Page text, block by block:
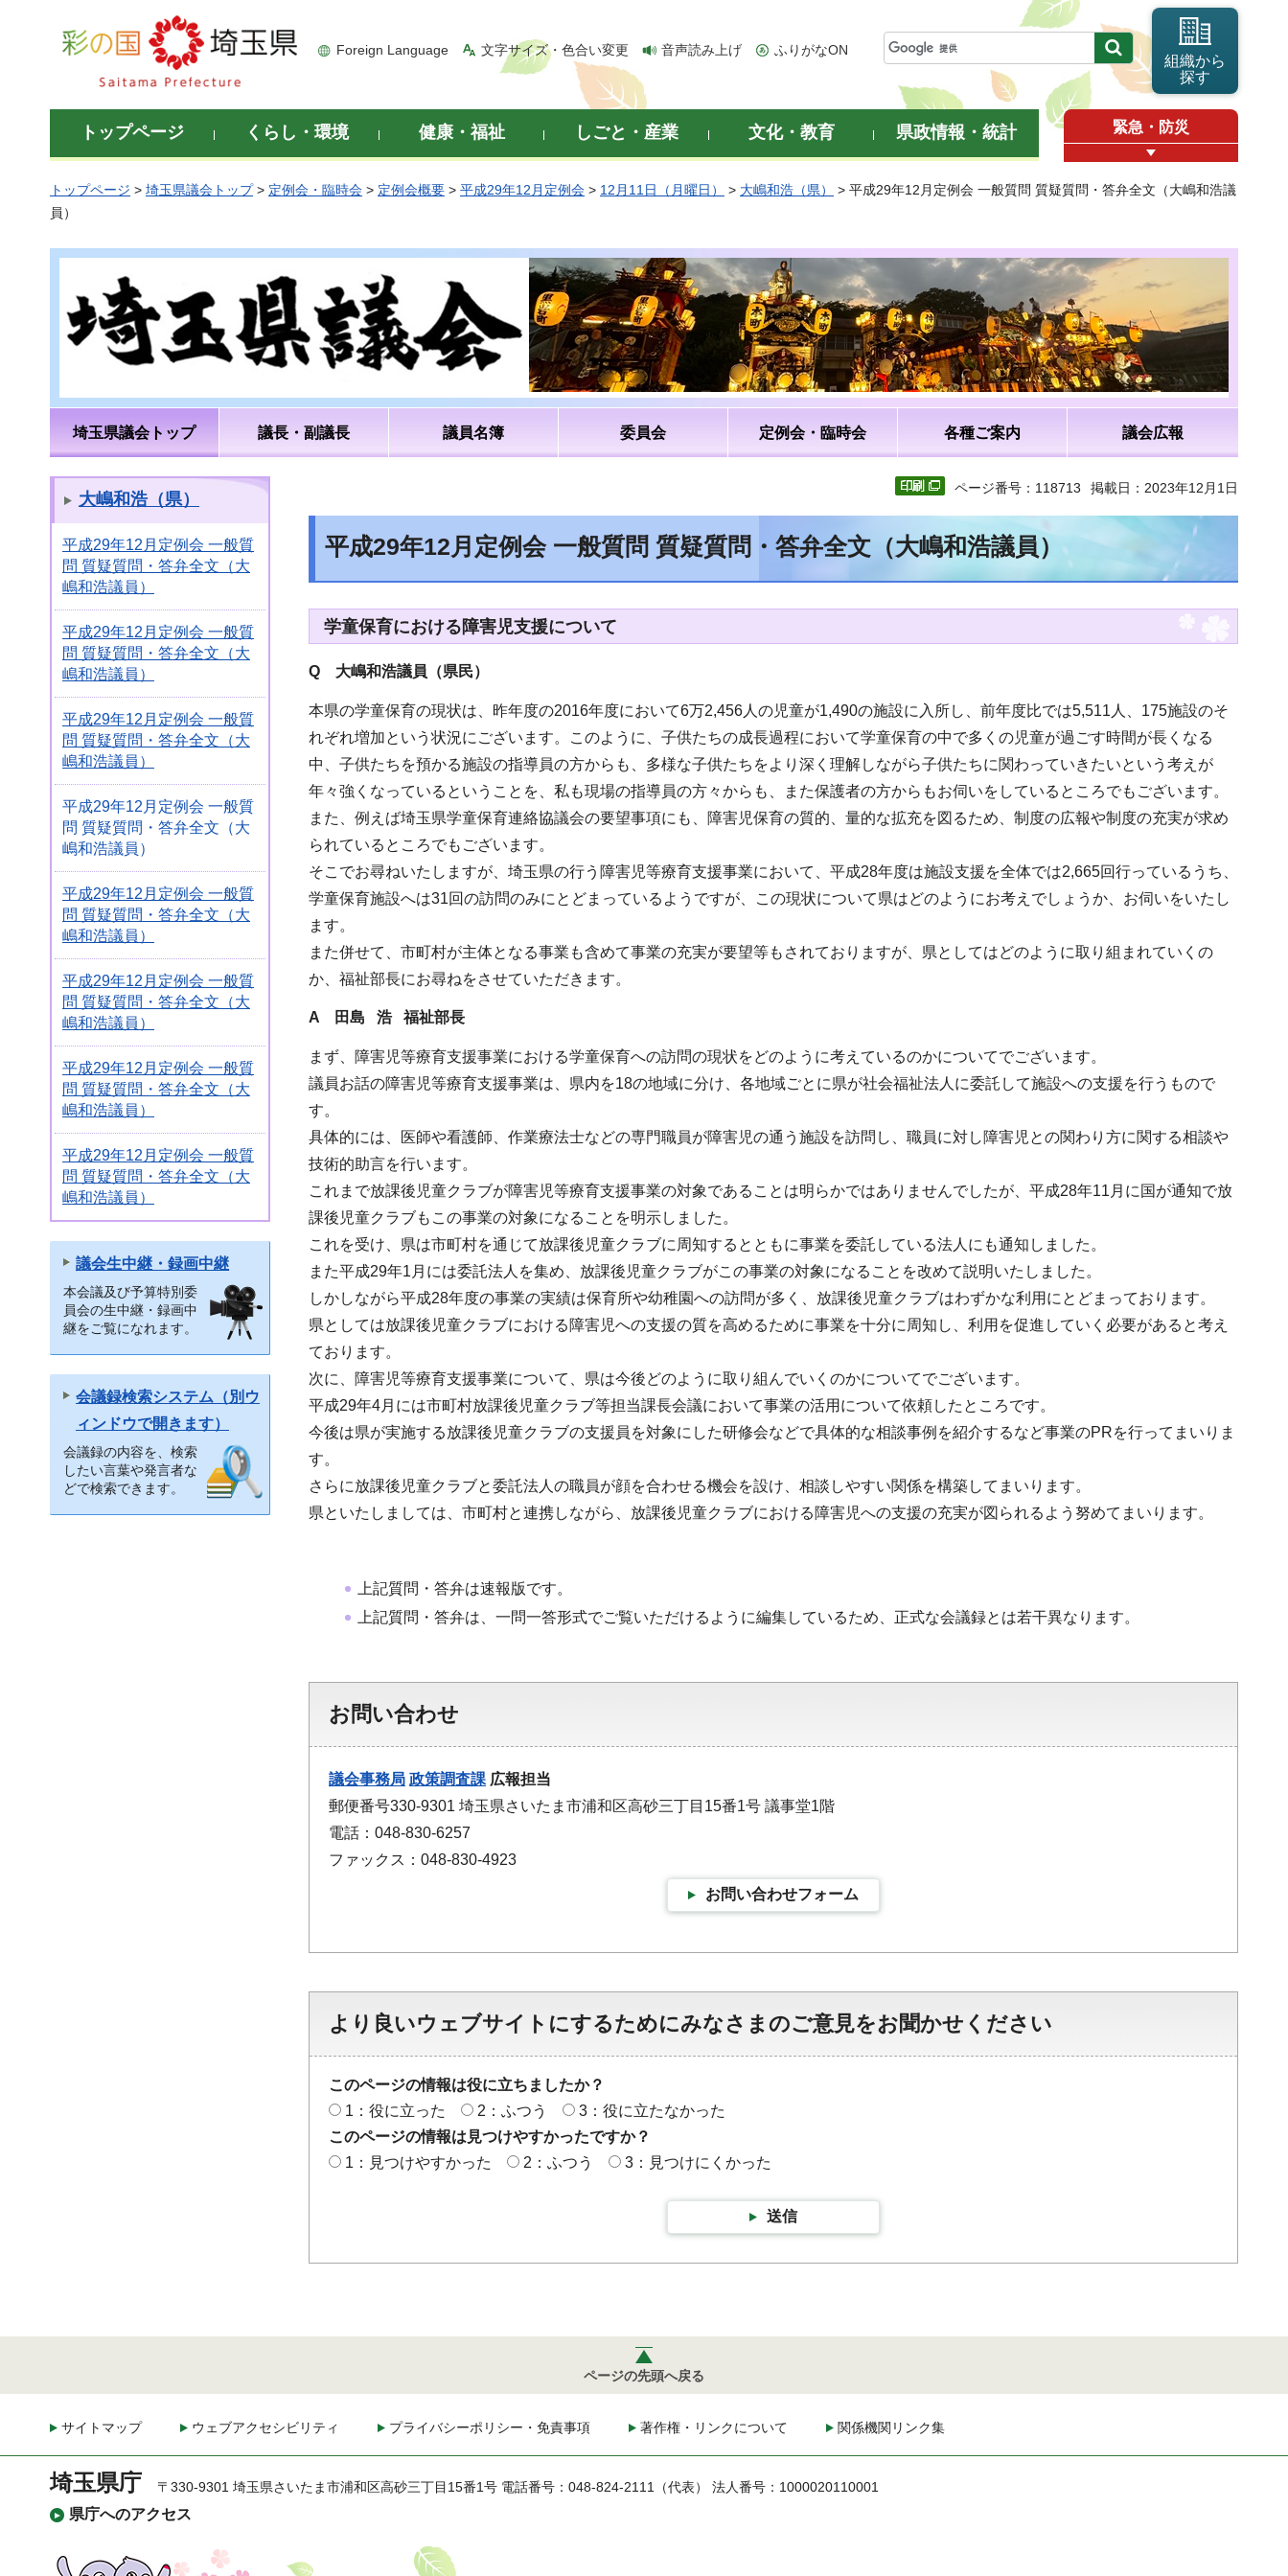
彩の国 埼玉県
Foreign Language 文字サイズ・色合い変更 音声読み上げ ふりがなON
組織から
探す
トップページ くらし・環境 健康・福祉 しごと・産業 文化・教育 県政情報・統計 緊急・防災
トップページ > 埼玉県議会トップ> 定例会・臨時会 > 定例会概要 > 平成29年12月定例会 > 12月11日（月曜日） > 大嶋和浩（県）
> 平成29年12月定例会 一般質問 質疑質問・答弁全文（大嶋和浩議
員）
埼玉県議会トップ 議長・副議長 議員名簿 委員会 定例会・臨時会 各種ご案内 議会広報
大嶋和浩（県）
平成29年12月定例会 一般質
問 質疑質問・答弁全文（大
嶋和浩議員）
平成29年12月定例会 一般質
問 質疑質問・答弁全文（大
嶋和浩議員）
平成29年12月定例会 一般質
問 質疑質問・答弁全文（大
嶋和浩議員）
平成29年12月定例会 一般質
問 質疑質問・答弁全文（大
嶋和浩議員）
平成29年12月定例会 一般質
問 質疑質問・答弁全文（大
嶋和浩議員）
平成29年12月定例会 一般質
問 質疑質問・答弁全文（大
嶋和浩議員）
平成29年12月定例会 一般質
問 質疑質問・答弁全文（大
嶋和浩議員）
平成29年12月定例会 一般質
問 質疑質問・答弁全文（大
嶋和浩議員）
議会生中継・録画中継
本会議及び予算特別委
員会の生中継・録画中
継をご覧になれます。
会議録検索システム（別ウ
ィンドウで開きます）
会議録の内容を、検索
したい言葉や発言者な
どで検索できます。
ページ番号：118713 掲載日：2023年12月1日
平成29年12月定例会 一般質問 質疑質問・答弁全文（大嶋和浩議員）
学童保育における障害児支援について
Q 大嶋和浩議員（県民）
本県の学童保育の現状は、昨年度の2016年度において6万2,456人の児童が1,490の施設に入所し、前年度比では5,511人、175施設のそ
れぞれ増加という状況にございます。このように、子供たちの成長過程において学童保育の中で多くの児童が過ごす時間が長くなる
中、子供たちを預かる施設の指導員の方からも、多様な子供たちをより深く理解しながら子供たちに関わっていきたいという考えが
年々強くなっているということを、私も現場の指導員の方々からも、また保護者の方からもお伺いをしているところでもございます。
また、例えば埼玉県学童保育連絡協議会の要望事項にも、障害児保育の質的、量的な拡充を図るため、制度の広報や制度の充実が求め
られているところでもございます。
そこでお尋ねいたしますが、埼玉県の行う障害児等療育支援事業において、平成28年度は施設支援を全体では2,665回行っているうち、
学童保育施設へは31回の訪問のみにとどまっているようですが、この現状について県はどのようにお考えでしょうか、お伺いをいたし
ます。
また併せて、市町村が主体となる事業も含めて事業の充実が要望等もされておりますが、県としてはどのように取り組まれていくの
か、福祉部長にお尋ねをさせていただきます。
A 田島 浩 福祉部長
まず、障害児等療育支援事業における学童保育への訪問の現状をどのように考えているのかについてでございます。
議員お話の障害児等療育支援事業は、県内を18の地域に分け、各地域ごとに県が社会福祉法人に委託して施設への支援を行うもので
す。
具体的には、医師や看護師、作業療法士などの専門職員が障害児の通う施設を訪問し、職員に対し障害児との関わり方に関する相談や
技術的助言を行います。
これまで放課後児童クラブが障害児等療育支援事業の対象であることは明らかではありませんでしたが、平成28年11月に国が通知で放
課後児童クラブもこの事業の対象になることを明示しました。
これを受け、県は市町村を通じて放課後児童クラブに周知するとともに事業を委託している法人にも通知しました。
また平成29年1月には委託法人を集め、放課後児童クラブがこの事業の対象になることを改めて説明いたしました。
しかしながら平成28年度の事業の実績は保育所や幼稚園への訪問が多く、放課後児童クラブはわずかな利用にとどまっております。
県としては放課後児童クラブにおける障害児への支援の質を高めるために事業を十分に周知し、利用を促進していく必要があると考え
ております。
次に、障害児等療育支援事業について、県は今後どのように取り組んでいくのかについてでございます。
平成29年4月には市町村放課後児童クラブ等担当課長会議において事業の活用について依頼したところです。
今後は県が実施する放課後児童クラブの支援員を対象にした研修会などで具体的な相談事例を紹介するなど事業のPRを行ってまいりま
す。
さらに放課後児童クラブと委託法人の職員が顔を合わせる機会を設け、相談しやすい関係を構築してまいります。
県といたしましては、市町村と連携しながら、放課後児童クラブにおける障害児への支援の充実が図られるよう努めてまいります。
上記質問・答弁は速報版です。
上記質問・答弁は、一問一答形式でご覧いただけるように編集しているため、正式な会議録とは若干異なります。
お問い合わせ
議会事務局 政策調査課 広報担当
郵便番号330-9301 埼玉県さいたま市浦和区高砂三丁目15番1号 議事堂1階
電話：048-830-6257
ファックス：048-830-4923
お問い合わせフォーム
より良いウェブサイトにするためにみなさまのご意見をお聞かせください
このページの情報は役に立ちましたか？
1：役に立った
2：ふつう
3：役に立たなかった
このページの情報は見つけやすかったですか？
1：見つけやすかった
2：ふつう 3：見つけにくかった
送信
ページの先頭へ戻る
サイトマップ ウェブアクセシビリティ プライバシーポリシー・免責事項 著作権・リンクについて 関係機関リンク集
埼玉県庁
県庁へのアクセス
〒330-9301 埼玉県さいたま市浦和区高砂三丁目15番1号 電話番号：048-824-2111（代表） 法人番号：1000020110001